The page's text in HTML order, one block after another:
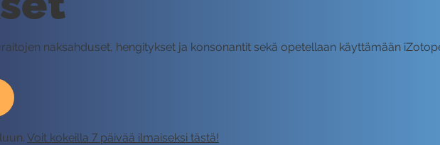
naksahduset, hengitykset ja konsonantit sekä opetellaan käyttämään
Voit kokeilla 7 päivää ilmaiseksi tästä!